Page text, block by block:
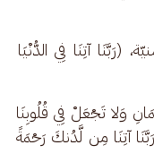
(رَبَّنَا آتِنَا فِي الدُّنْيَا
وَلا تَجْعَلْ فِي قُلُوبِنَا
آتِنَا مِن لَّدُنكَ رَحْمَةً